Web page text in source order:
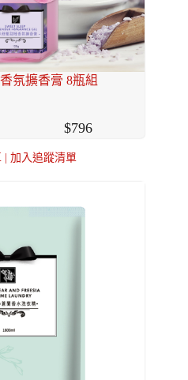
氛擴香膏 8瓶組
796
| 加入追蹤清單